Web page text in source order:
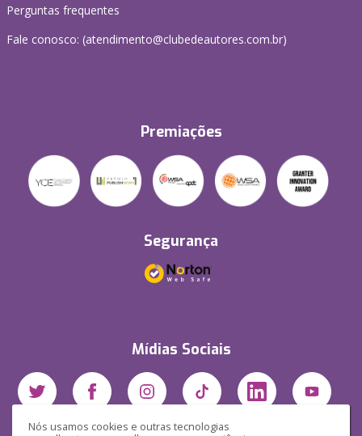
Nós usamos cookies e outras tecnologias
Perguntas frequentes
Fale conosco: (atendimento@clubedeautores.com.br)
Premiações
Segurança
Mídias Sociais